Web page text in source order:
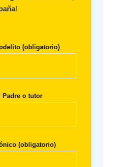
!
(obligatorio)
Padre o tutor
(obligatorio)